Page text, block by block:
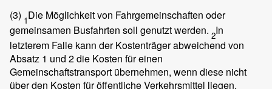
(3) 1Die Möglichkeit von Fahrgemeinschaften oder
gemeinsamen Busfahrten soll genutzt werden. 2In
letzterem Falle kann der Kostenträger abweichend von
Absatz 1 und 2 die Kosten für einen
Gemeinschaftstransport übernehmen, wenn diese nicht
über den Kosten für öffentliche Verkehrsmittel liegen.